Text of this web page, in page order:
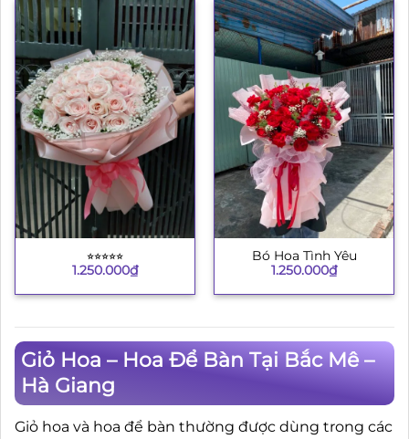
⭐︎⭐︎⭐︎⭐︎⭐︎
1.250.000₫
Bó Hoa Tình Yêu
1.250.000₫
Giỏ Hoa – Hoa Để Bàn Tại Bắc Mê –
Hà Giang
Giỏ hoa và hoa để bàn thường được dùng trong các